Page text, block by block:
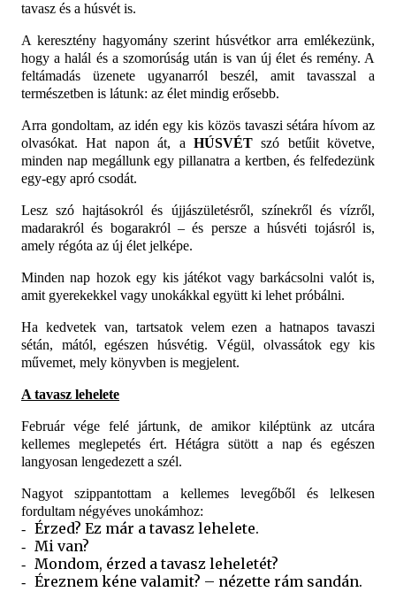
tavasz és a húsvét is.
A keresztény hagyomány szerint húsvétkor arra emlékezünk,
hogy a halál és a szomorúság után is van új élet és remény. A
feltámadás üzenete ugyanarról beszél, amit tavasszal a
természetben is látunk: az élet mindig erősebb.
Arra gondoltam, az idén egy kis közös tavaszi sétára hívom az
olvasókat. Hat napon át, a HÚSVÉTszó betűit követve,
minden nap megállunk egy pillanatra a kertben, és felfedezünk
egy-egy apró csodát.
Lesz szó hajtásokról és újjászületésről, színekről és vízről,
madarakról és bogarakról – és persze a húsvéti tojásról is,
amely régóta az új élet jelképe.
Minden nap hozok egy kis játékot vagy barkácsolni valót is,
amit gyerekekkel vagy unokákkal együtt ki lehet próbálni.
Ha kedvetek van, tartsatok velem ezen a hatnapos tavaszi
sétán, mától, egészen húsvétig. Végül, olvassátok egy kis
művemet, mely könyvben is megjelent.
A tavasz lehelete
Február vége felé jártunk, de amikor kiléptünk az utcára
kellemes meglepetés ért. Hétágra sütött a nap és egészen
langyosan lengedezett a szél.
Nagyot szippantottam a kellemes levegőből és lelkesen
fordultam négyéves unokámhoz:
- Érzed? Ez már a tavasz lehelete.
- Mi van?
- Mondom, érzed a tavasz leheletét?
- Éreznem kéne valamit? – nézette rám sandán.